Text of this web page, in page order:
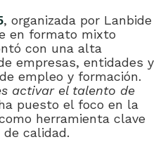
, organizada por Lanbide
en formato mixto
con una alta
empresas, entidades y
empleo y formación.
activar el talento de
puesto el foco en la
herramienta clave
calidad.